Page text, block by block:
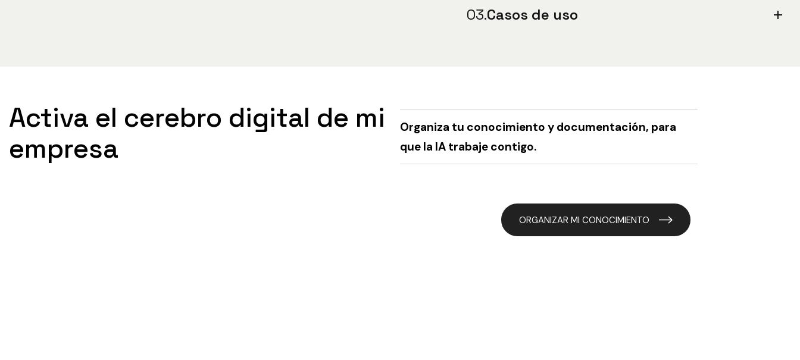
03.Casos de uso
Activa el cerebro digital de mi
empresa
Organiza tu conocimiento y documentación, para
que la IA trabaje contigo.
ORGANIZAR MI CONOCIMIENTO